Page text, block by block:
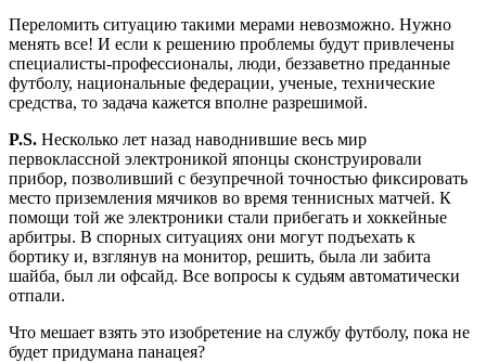
Переломить ситуацию такими мерами невозможно. Нужно
менять все! И если к решению проблемы будут привлечены
специалисты-профессионалы, люди, беззаветно преданные
футболу, национальные федерации, ученые, технические
средства, то задача кажется вполне разрешимой.
P.S. Несколько лет назад наводнившие весь мир
первоклассной электроникой японцы сконструировали
прибор, позволивший с безупречной точностью фиксировать
место приземления мячиков во время теннисных матчей. К
помощи той же электроники стали прибегать и хоккейные
арбитры. В спорных ситуациях они могут подъехать к
бортику и, взглянув на монитор, решить, была ли забита
шайба, был ли офсайд. Все вопросы к судьям автоматически
отпали.
Что мешает взять это изобретение на службу футболу, пока не
будет придумана панацея?